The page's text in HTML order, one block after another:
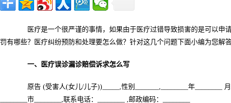
医疗是一个很严谨的事情，如果由于医疗过错导致损害的是可以申
罚有哪些？医疗纠纷预防和处理要怎么做？针对这几个问题下面小编为您解
一、医疗误诊漏诊赔偿诉求怎么写
原告 (受害人(女儿/儿子))_____,性别_______,________年________
________市________,联系电话：________ ,邮政编码：________